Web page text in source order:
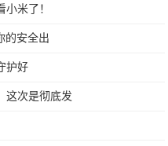
米了！
的安全出
护好
这次是彻底发